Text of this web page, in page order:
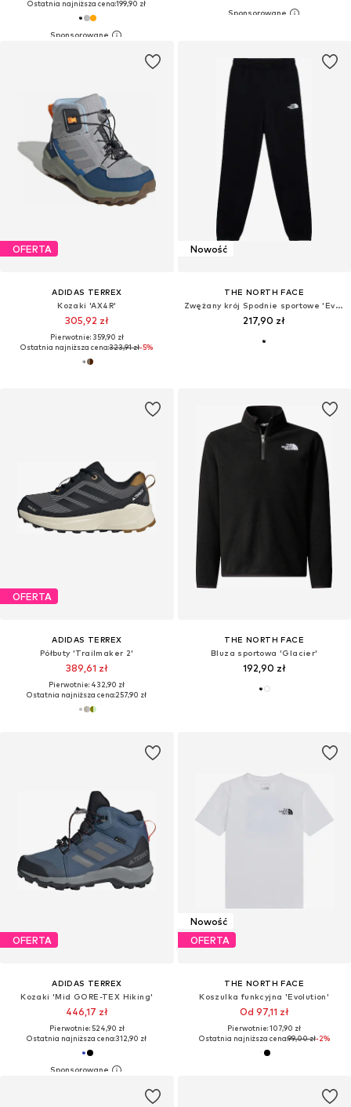
Ostatnia najniższa cena:199,90 zł
OFERTA
ADIDAS TERREX
Kozaki 'AX4R'
305,92 zł
Pierwotnie: 359,90 zł
Ostatnia najniższa cena:323,91 zł-5%
Nowość
THE NORTH FACE
Zwężany krój Spodnie sportowe 'Evolution Sumple Dome'
217,90 zł
OFERTA
ADIDAS TERREX
Półbuty 'Trailmaker 2'
389,61 zł
Pierwotnie: 432,90 zł
Ostatnia najniższa cena:257,90 zł
THE NORTH FACE
Bluza sportowa 'Glacier'
192,90 zł
OFERTA
ADIDAS TERREX
Kozaki 'Mid GORE-TEX Hiking'
446,17 zł
Pierwotnie: 524,90 zł
Ostatnia najniższa cena:312,90 zł
Nowość
OFERTA
THE NORTH FACE
Koszulka funkcyjna 'Evolution'
Od 97,11 zł
Pierwotnie: 107,90 zł
Ostatnia najniższa cena:99,00 zł-2%